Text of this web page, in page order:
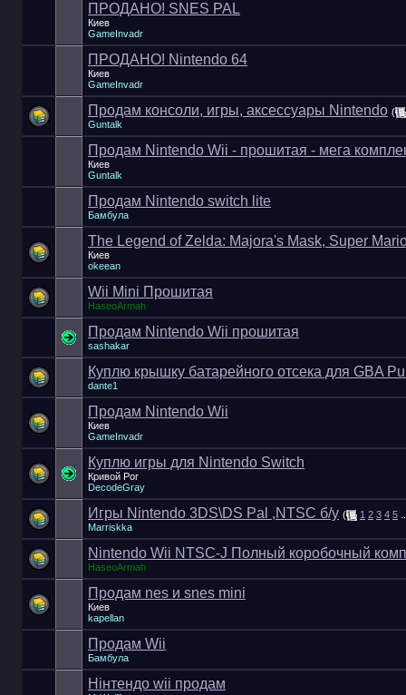
ПРОДАНО! SNES PAL
Киев
GameInvadr
ПРОДАНО! Nintendo 64
Киев
GameInvadr
Продам консоли, игры, аксессуары Nintendo (
Guntalk
Продам Nintendo Wii - прошитая - мега
Киев
Guntalk
Продам Nintendo switch lite
Бамбула
The Legend of Zelda: Majora's Mask, Super
Киев
okeean
Wii Mini Прошитая
HaseoArmah
Продам Nintendo Wii прошитая
sashakar
Куплю крышку батарейного отсека для GBA
dante1
Продам Nintendo Wii
Киев
GameInvadr
Куплю игры для Nintendo Switch
Кривой Рог
DecodeGray
Игры Nintendo 3DS\DS Pal ,NTSC б/у ( 1 2 3 4 5
Marriskka
Nintendo Wii NTSC-J Полный коробочный
HaseoArmah
Продам nes и snes mini
Киев
kapellan
Продам Wii
Бамбула
Нінтендо wii продам